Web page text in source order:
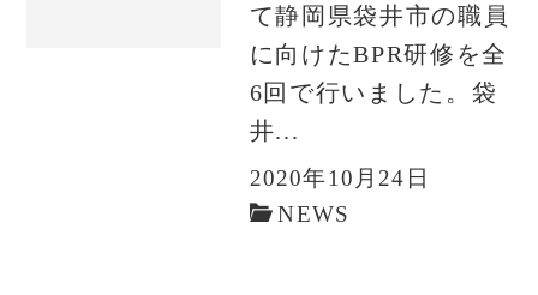
て静岡県袋井市の職員
に向けたBPR研修を全
6回で行いました。袋
井...
2020年10月24日
NEWS